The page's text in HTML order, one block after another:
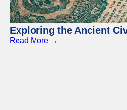
Exploring the Ancient
Read More →